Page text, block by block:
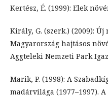
Kertész, É. (1999): Elek
Király, G. (szerk.) (2009):
Magyarország hajtásos
Aggteleki Nemzeti Park
Marik, P. (1998): A
madárvilága (1977–1997). A